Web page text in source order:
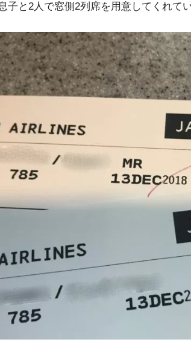
子と2人で窓側2列席を用意してくれて